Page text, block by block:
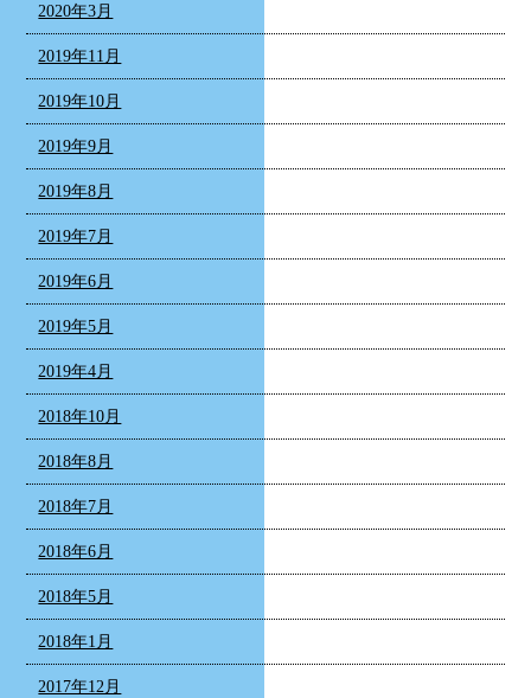
2020年3月
2019年11月
2019年10月
2019年9月
2019年8月
2019年7月
2019年6月
2019年5月
2019年4月
2018年10月
2018年8月
2018年7月
2018年6月
2018年5月
2018年1月
2017年12月